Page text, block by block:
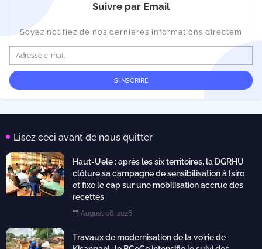
Suivre par Email
Soyez notifiez de nos dernières informations directem
Lisez ceci avant de nous quitter
Haut-Uele : après les six territoires, la DGRHU
clôture sa campagne de sensibilisation à Isiro
et fixe le cap sur une mobilisation accrue des
recettes
August 06, 2026
Travaux de modernisation de la voirie de